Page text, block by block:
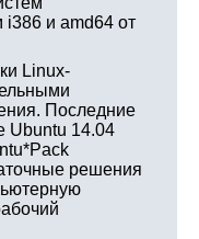
и amd64 от
Linux-
Последние
Ubuntu 14.04
решения